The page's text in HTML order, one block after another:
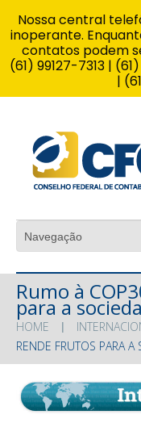
Rumo à
para a
HOME
RENDE FRUTOS PARA A
Nossa central
inoperante.
contatos podem
(61) 99127-7313 |
|